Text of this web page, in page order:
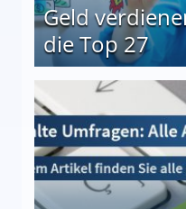
Geld
die Top 27